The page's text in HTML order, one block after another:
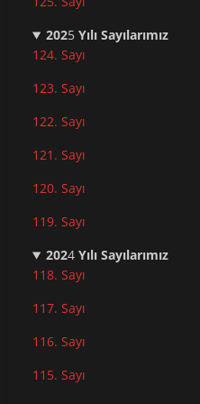
2025 Yılı Sayılarımız
124. Sayı
123. Sayı
122. Sayı
121. Sayı
120. Sayı
119. Sayı
2024 Yılı Sayılarımız
118. Sayı
117. Sayı
116. Sayı
115. Sayı